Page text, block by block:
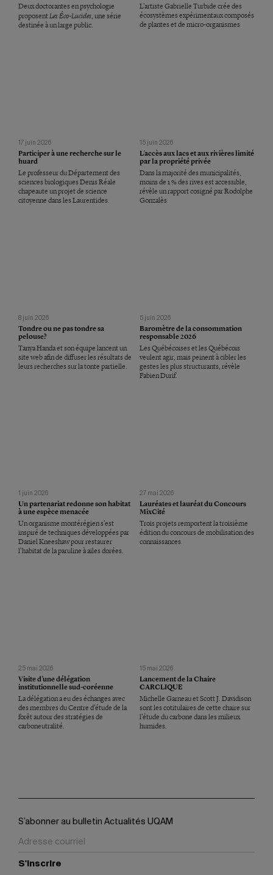
Deux doctorantes en psychologie
proposentLes Éco-Lucides, une série
destinée à un large public.
L’artiste Gabrielle Turbide crée des
écosystèmes expérimentaux composés
de plantes et de micro-organismes.
17 juin 2026
Participer à une recherche sur le
huard
Le professeur du Département des
sciences biologiques Denis Réale
chapeaute un projet de science
citoyenne dans les Laurentides.
15 juin 2026
L’accès aux lacs et aux rivières limité
par la propriété privée
Dans la majorité des municipalités,
moins de 1 % des rives est accessible,
révèle un rapport cosigné par Rodolphe
Gonzalès.
8 juin 2026
Tondre ou ne pas tondre sa
pelouse?
Tanya Handa et son équipe lancent un
site web afin de diffuser les résultats de
leurs recherches sur la tonte partielle.
5 juin 2026
Baromètre de la consommation
responsable 2026
Les Québécoises et les Québécois
veulent agir, mais peinent à cibler les
gestes les plus structurants, révèle
Fabien Durif.
1 juin 2026
Un partenariat redonne son habitat
à une espèce menacée
Un organisme montérégien s’est
inspiré de techniques développées par
Daniel Kneeshaw pour restaurer
l’habitat de la paruline à ailes dorées.
27 mai 2026
Lauréates et lauréat du Concours
MixCité
Trois projets remportent la troisième
édition du concours de mobilisation des
connaissances.
25 mai 2026
Visite d’une délégation
institutionnelle sud-coréenne
La délégation a eu des échanges avec
des membres du Centre d’étude de la
forêt autour des stratégies de
carboneutralité.
15 mai 2026
Lancement de la Chaire
CARCLIQUE
Michelle Garneau et Scott J. Davidison
sont les cotitulaires de cette chaire sur
l’étude du carbone dans les milieux
humides.
S’abonner au bulletin Actualités UQAM
S'inscrire